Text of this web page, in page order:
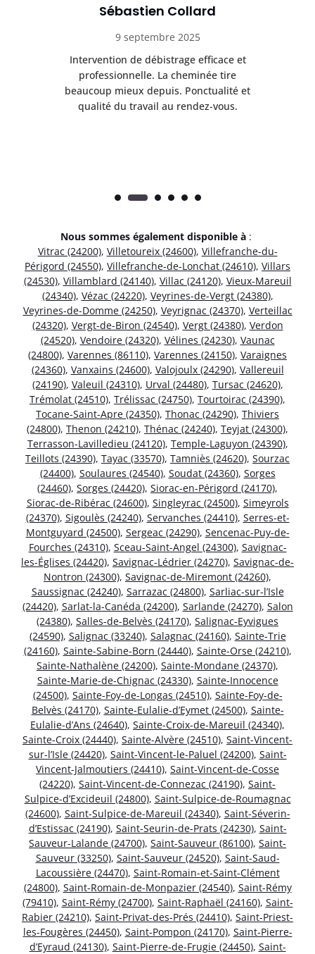
Sébastien Collard
9 septembre 2025
Intervention de débistrage efficace et
professionnelle. La cheminée tire
beaucoup mieux depuis. Ponctualité et
qualité du travail au rendez-vous.
Nous sommes également disponible à :
Vitrac (24200), Villetoureix (24600), Villefranche-du-
Périgord (24550), Villefranche-de-Lonchat (24610), Villars
(24530), Villamblard (24140), Villac (24120), Vieux-Mareuil
(24340), Vézac (24220), Veyrines-de-Vergt (24380),
Veyrines-de-Domme (24250), Veyrignac (24370), Verteillac
(24320), Vergt-de-Biron (24540), Vergt (24380), Verdon
(24520), Vendoire (24320), Vélines (24230), Vaunac
(24800), Varennes (86110), Varennes (24150), Varaignes
(24360), Vanxains (24600), Valojoulx (24290), Vallereuil
(24190), Valeuil (24310), Urval (24480), Tursac (24620),
Trémolat (24510), Trélissac (24750), Tourtoirac (24390),
Tocane-Saint-Apre (24350), Thonac (24290), Thiviers
(24800), Thenon (24210), Thénac (24240), Teyjat (24300),
Terrasson-Lavilledieu (24120), Temple-Laguyon (24390),
Teillots (24390), Tayac (33570), Tamniès (24620), Sourzac
(24400), Soulaures (24540), Soudat (24360), Sorges
(24460), Sorges (24420), Siorac-en-Périgord (24170),
Siorac-de-Ribérac (24600), Singleyrac (24500), Simeyrols
(24370), Sigoulès (24240), Servanches (24410), Serres-et-
Montguyard (24500), Sergeac (24290), Sencenac-Puy-de-
Fourches (24310), Sceau-Saint-Angel (24300), Savignac-
les-Églises (24420), Savignac-Lédrier (24270), Savignac-de-
Nontron (24300), Savignac-de-Miremont (24260),
Saussignac (24240), Sarrazac (24800), Sarliac-sur-l’Isle
(24420), Sarlat-la-Canéda (24200), Sarlande (24270), Salon
(24380), Salles-de-Belvès (24170), Salignac-Eyvigues
(24590), Salignac (33240), Salagnac (24160), Sainte-Trie
(24160), Sainte-Sabine-Born (24440), Sainte-Orse (24210),
Sainte-Nathalène (24200), Sainte-Mondane (24370),
Sainte-Marie-de-Chignac (24330), Sainte-Innocence
(24500), Sainte-Foy-de-Longas (24510), Sainte-Foy-de-
Belvès (24170), Sainte-Eulalie-d’Eymet (24500), Sainte-
Eulalie-d’Ans (24640), Sainte-Croix-de-Mareuil (24340),
Sainte-Croix (24440), Sainte-Alvère (24510), Saint-Vincent-
sur-l’Isle (24420), Saint-Vincent-le-Paluel (24200), Saint-
Vincent-Jalmoutiers (24410), Saint-Vincent-de-Cosse
(24220), Saint-Vincent-de-Connezac (24190), Saint-
Sulpice-d’Excideuil (24800), Saint-Sulpice-de-Roumagnac
(24600), Saint-Sulpice-de-Mareuil (24340), Saint-Séverin-
d’Estissac (24190), Saint-Seurin-de-Prats (24230), Saint-
Sauveur-Lalande (24700), Saint-Sauveur (86100), Saint-
Sauveur (33250), Saint-Sauveur (24520), Saint-Saud-
Lacoussière (24470), Saint-Romain-et-Saint-Clément
(24800), Saint-Romain-de-Monpazier (24540), Saint-Rémy
(79410), Saint-Rémy (24700), Saint-Raphaël (24160), Saint-
Rabier (24210), Saint-Privat-des-Prés (24410), Saint-Priest-
les-Fougères (24450), Saint-Pompon (24170), Saint-Pierre-
d’Eyraud (24130), Saint-Pierre-de-Frugie (24450), Saint-